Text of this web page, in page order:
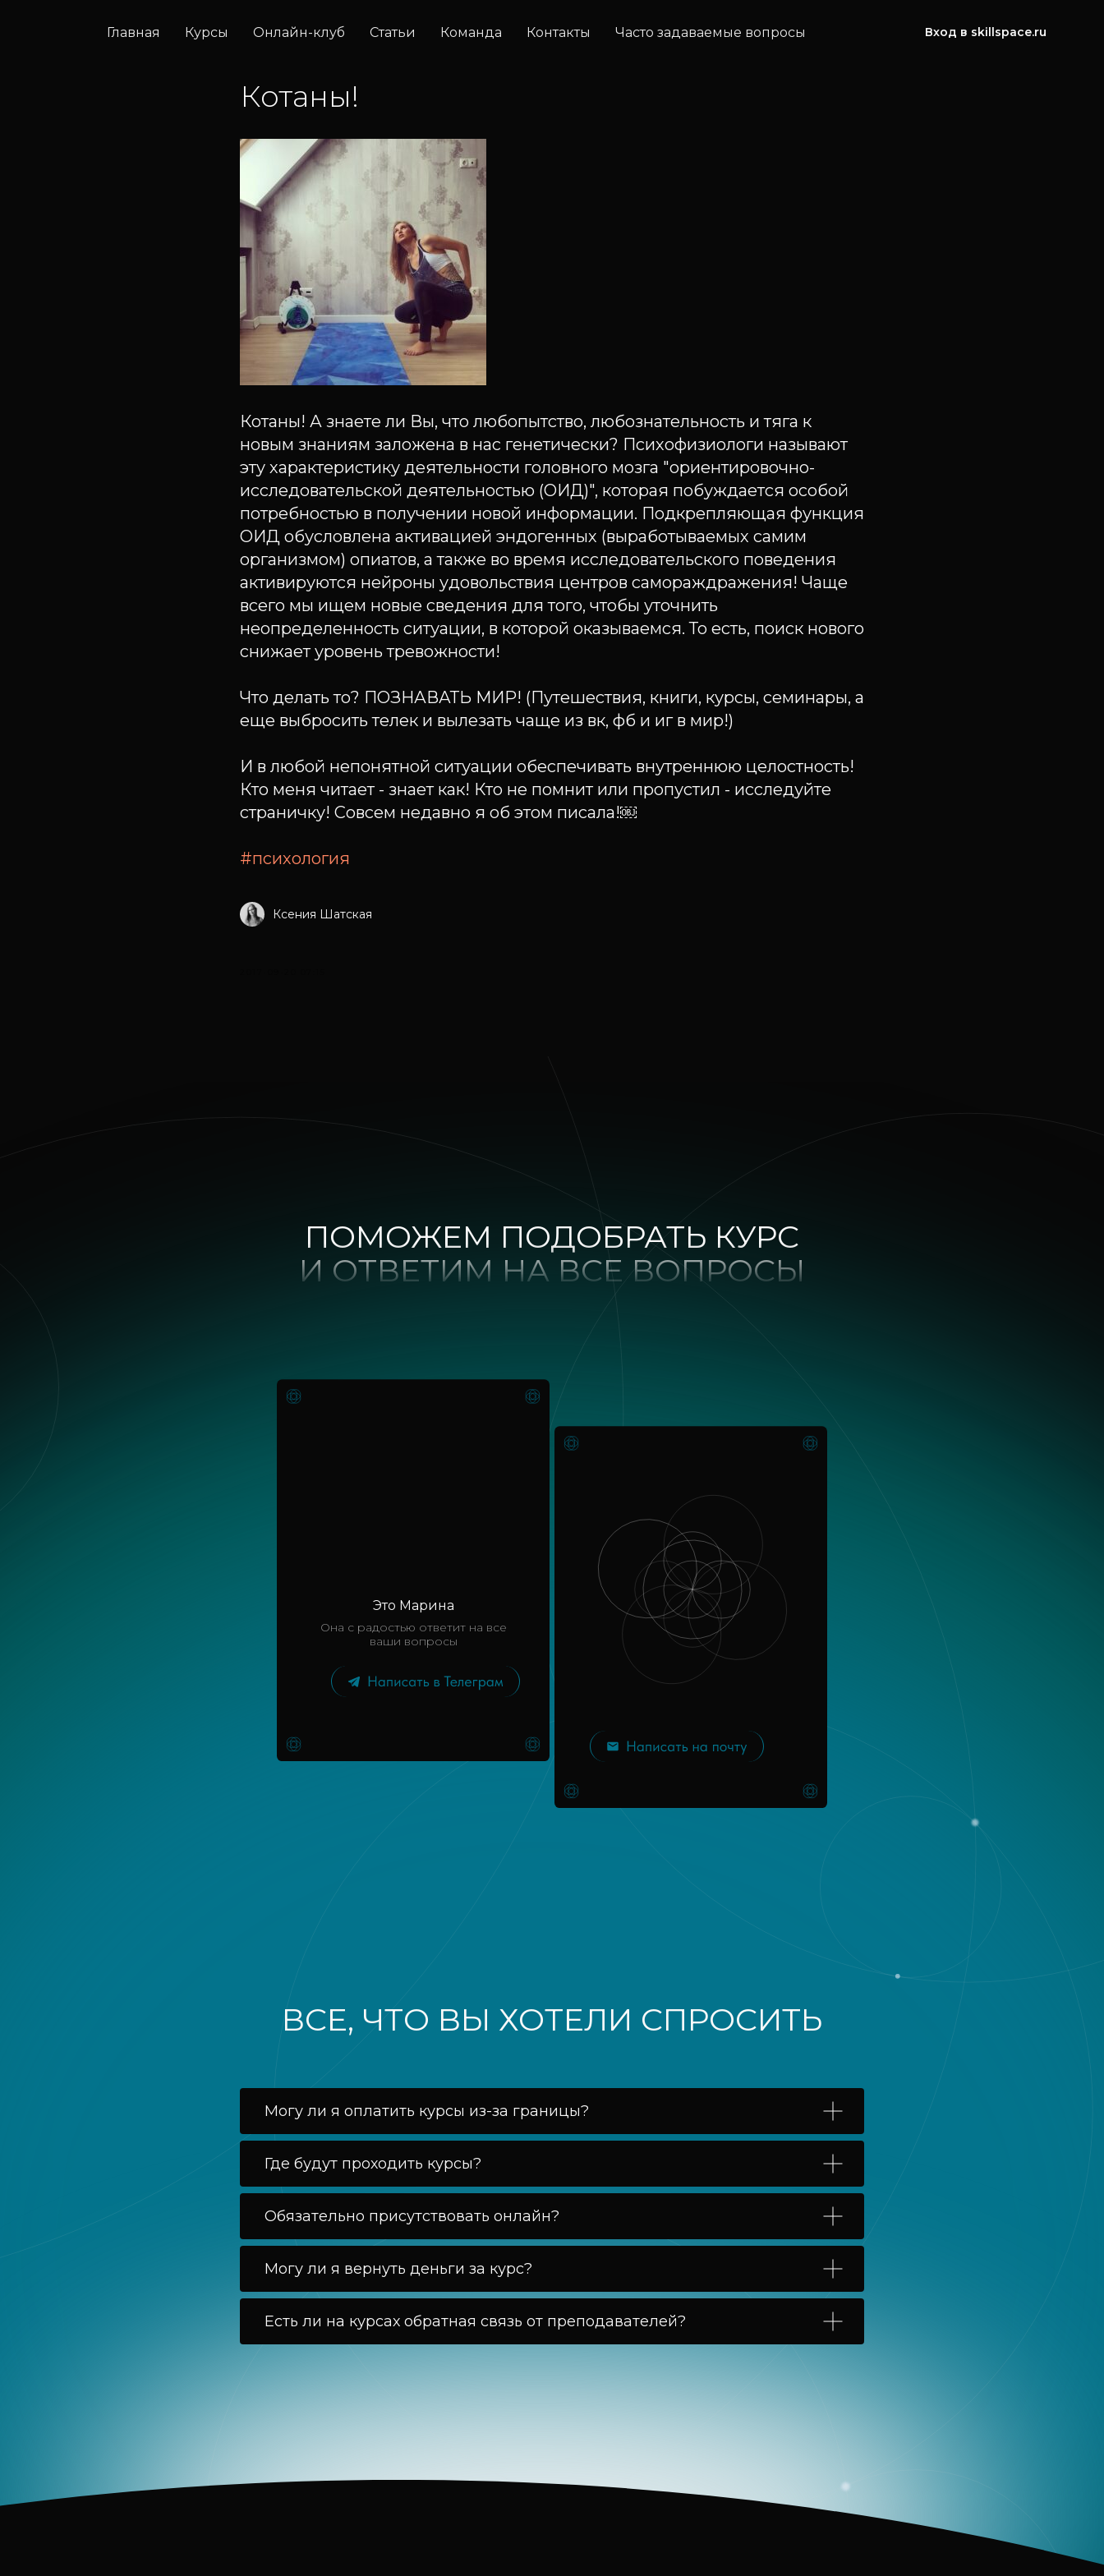
Главная Курсы Онлайн-клуб Статьи Команда Контакты Часто задаваемые вопросы Вход в skillspace.ru
Котаны!
Котаны! А знаете ли Вы, что любопытство, любознательность и тяга к
новым знаниям заложена в нас генетически? Психофизиологи называют
эту характеристику деятельности головного мозга "ориентировочно-
исследовательской деятельностью (ОИД)", которая побуждается особой
потребностью в получении новой информации. Подкрепляющая функция
ОИД обусловлена активацией эндогенных (выработываемых самим
организмом) опиатов, а также во время исследовательского поведения
активируются нейроны удовольствия центров самораждражения! Чаще
всего мы ищем новые сведения для того, чтобы уточнить
неопределенность ситуации, в которой оказываемся. То есть, поиск нового
снижает уровень тревожности!
Что делать то? ПОЗНАВАТЬ МИР! (Путешествия, книги, курсы, семинары, а
еще выбросить телек и вылезать чаще из вк, фб и иг в мир!)
И в любой непонятной ситуации обеспечивать внутреннюю целостность!
Кто меня читает - знает как! Кто не помнит или пропустил - исследуйте
страничку! Совсем недавно я об этом писала!￼
#психология
Ксения Шатская
ПОМОЖЕМ ПОДОБРАТЬ КУРС
И ОТВЕТИМ НА ВСЕ ВОПРОСЫ
Она с радостью ответит на все
ваши вопросы
Это Марина
ВСЕ, ЧТО ВЫ ХОТЕЛИ СПРОСИТЬ
Могу ли я оплатить курсы из-за границы?
Где будут проходить курсы?
Обязательно присутствовать онлайн?
Могу ли я вернуть деньги за курс?
Есть ли на курсах обратная связь от преподавателей?